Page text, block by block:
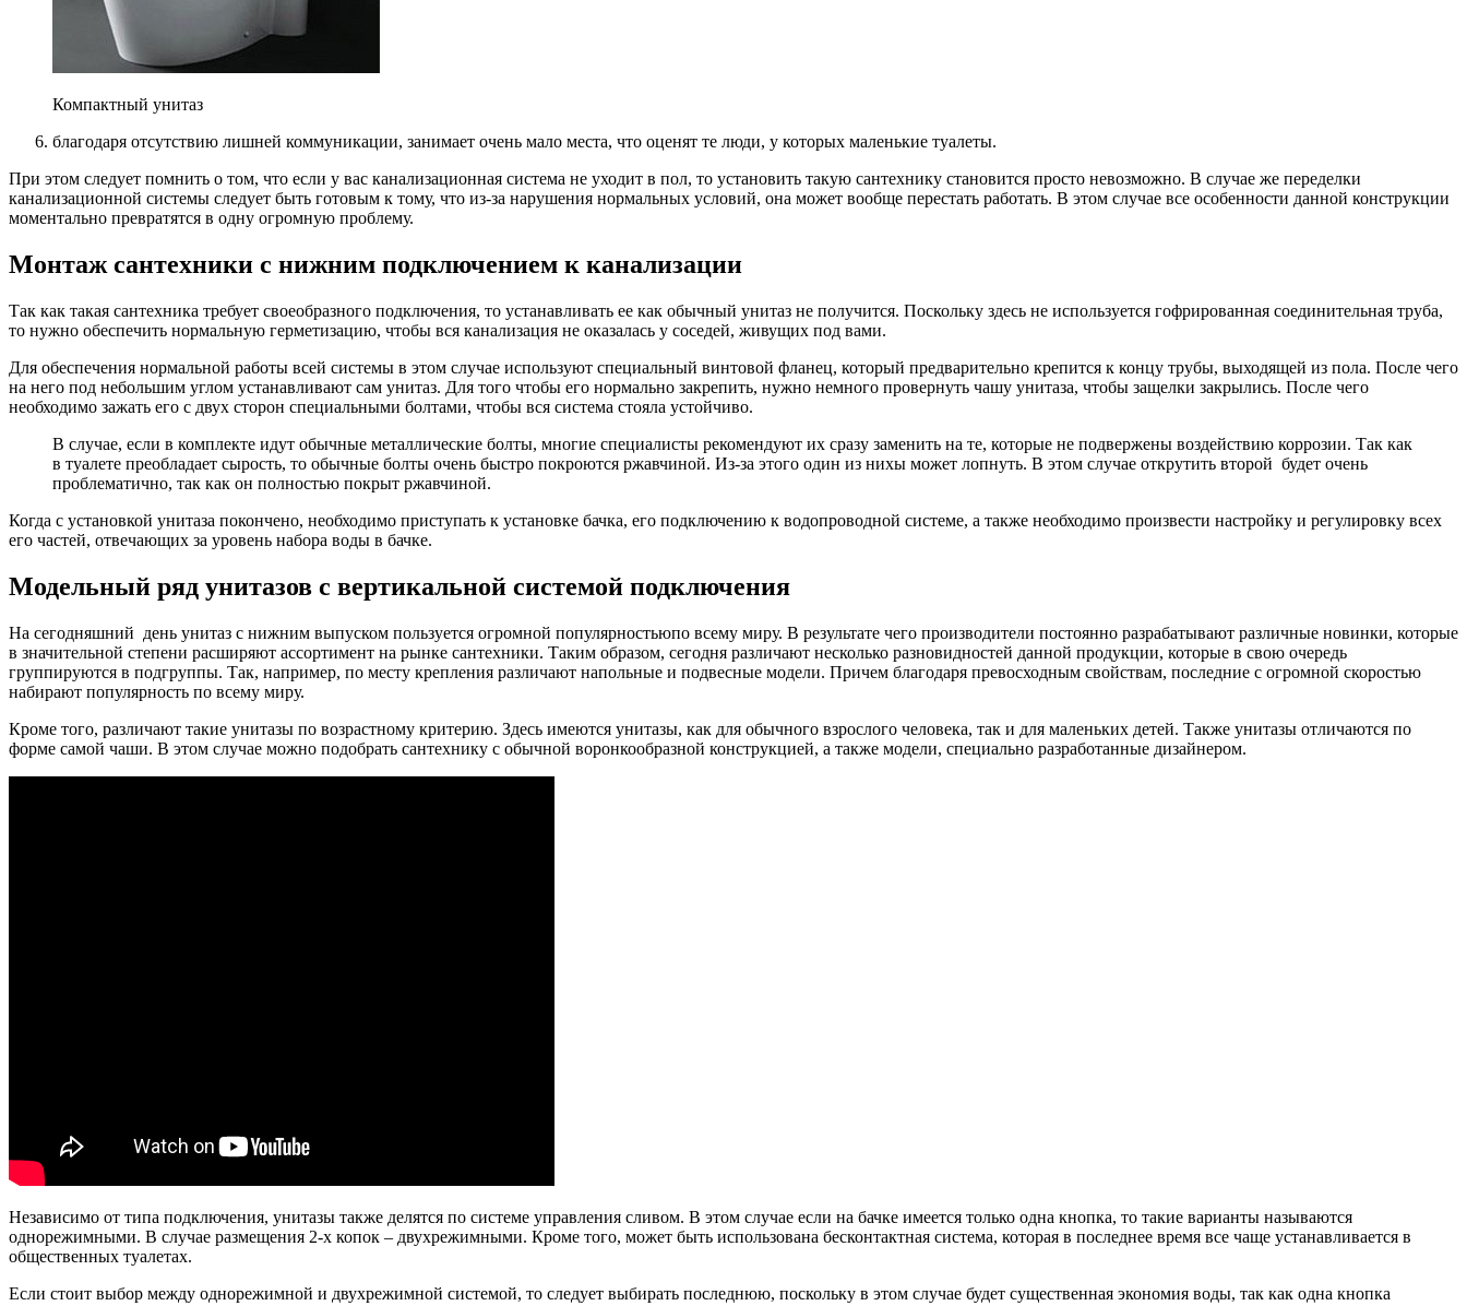
Компактный унитаз
благодаря отсутствию лишней коммуникации, занимает очень мало места, что оценят те люди, у которых маленькие туалеты.
При этом следует помнить о том, что если у вас канализационная система не уходит в пол, то установить такую сантехнику становится просто невозможно. В случае же переделки
канализационной системы следует быть готовым к тому, что из-за нарушения нормальных условий, она может вообще перестать работать. В этом случае все особенности данной конструкции
моментально превратятся в одну огромную проблему.
Монтаж сантехники с нижним подключением к канализации
Так как такая сантехника требует своеобразного подключения, то устанавливать ее как обычный унитаз не получится. Поскольку здесь не используется гофрированная соединительная труба,
то нужно обеспечить нормальную герметизацию, чтобы вся канализация не оказалась у соседей, живущих под вами.
Для обеспечения нормальной работы всей системы в этом случае используют специальный винтовой фланец, который предварительно крепится к концу трубы, выходящей из пола. После чего
на него под небольшим углом устанавливают сам унитаз. Для того чтобы его нормально закрепить, нужно немного провернуть чашу унитаза, чтобы защелки закрылись. После чего
необходимо зажать его с двух сторон специальными болтами, чтобы вся система стояла устойчиво.
В случае, если в комплекте идут обычные металлические болты, многие специалисты рекомендуют их сразу заменить на те, которые не подвержены воздействию коррозии. Так как
в туалете преобладает сырость, то обычные болты очень быстро покроются ржавчиной. Из-за этого один из нихы может лопнуть. В этом случае открутить второй будет очень
проблематично, так как он полностью покрыт ржавчиной.
Когда с установкой унитаза покончено, необходимо приступать к установке бачка, его подключению к водопроводной системе, а также необходимо произвести настройку и регулировку всех
его частей, отвечающих за уровень набора воды в бачке.
Модельный ряд унитазов с вертикальной системой подключения
На сегодняшний день унитаз с нижним выпуском пользуется огромной популярностьюпо всему миру. В результате чего производители постоянно разрабатывают различные новинки, которые
в значительной степени расширяют ассортимент на рынке сантехники. Таким образом, сегодня различают несколько разновидностей данной продукции, которые в свою очередь
группируются в подгруппы. Так, например, по месту крепления различают напольные и подвесные модели. Причем благодаря превосходным свойствам, последние с огромной скоростью
набирают популярность по всему миру.
Кроме того, различают такие унитазы по возрастному критерию. Здесь имеются унитазы, как для обычного взрослого человека, так и для маленьких детей. Также унитазы отличаются по
форме самой чаши. В этом случае можно подобрать сантехнику с обычной воронкообразной конструкцией, а также модели, специально разработанные дизайнером.
Независимо от типа подключения, унитазы также делятся по системе управления сливом. В этом случае если на бачке имеется только одна кнопка, то такие варианты называются
однорежимными. В случае размещения 2-х копок – двухрежимными. Кроме того, может быть использована бесконтактная система, которая в последнее время все чаще устанавливается в
общественных туалетах.
Если стоит выбор между однорежимной и двухрежимной системой, то следует выбирать последнюю, поскольку в этом случае будет существенная экономия воды, так как одна кнопка